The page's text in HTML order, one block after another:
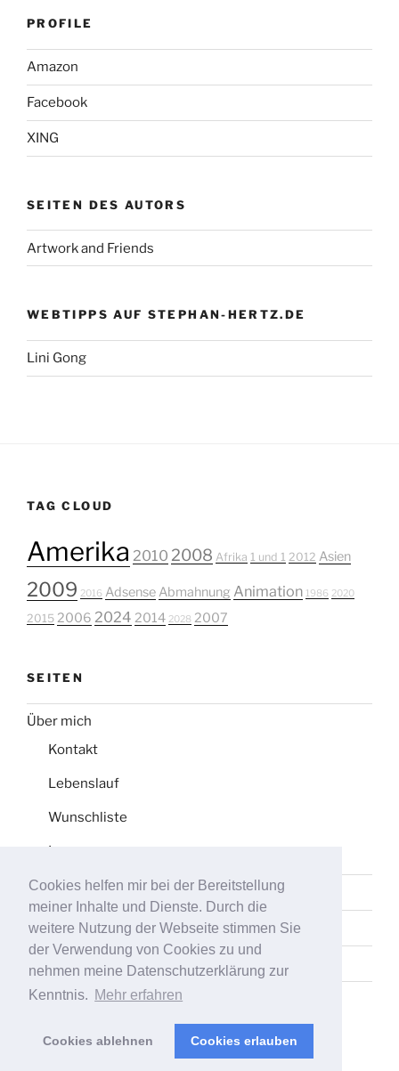
Cookies helfen mir bei der Bereitstellung
meiner Inhalte und Dienste. Durch die
weitere Nutzung der Webseite stimmen Sie
der Verwendung von Cookies zu und
nehmen meine Datenschutzerklärung zur
Kenntnis. Mehr erfahren
Cookies ablehnen Cookies erlauben
PROFILE
Amazon
Facebook
XING
SEITEN DES AUTORS
Artwork and Friends
WEBTIPPS AUF STEPHAN-HERTZ.DE
Lini Gong
TAG CLOUD
Amerika 2010 2008 Afrika 1 und 1 2012 Asien
2009 2016 Adsense Abmahnung Animation 1986 2020
2015 2006 2024 2014 2028 2007
SEITEN
Über mich
Kontakt
Lebenslauf
Wunschliste
Impressum
Datenschutz
Tag-Liste
Sitemap
Stolz präsentiert von WordPress